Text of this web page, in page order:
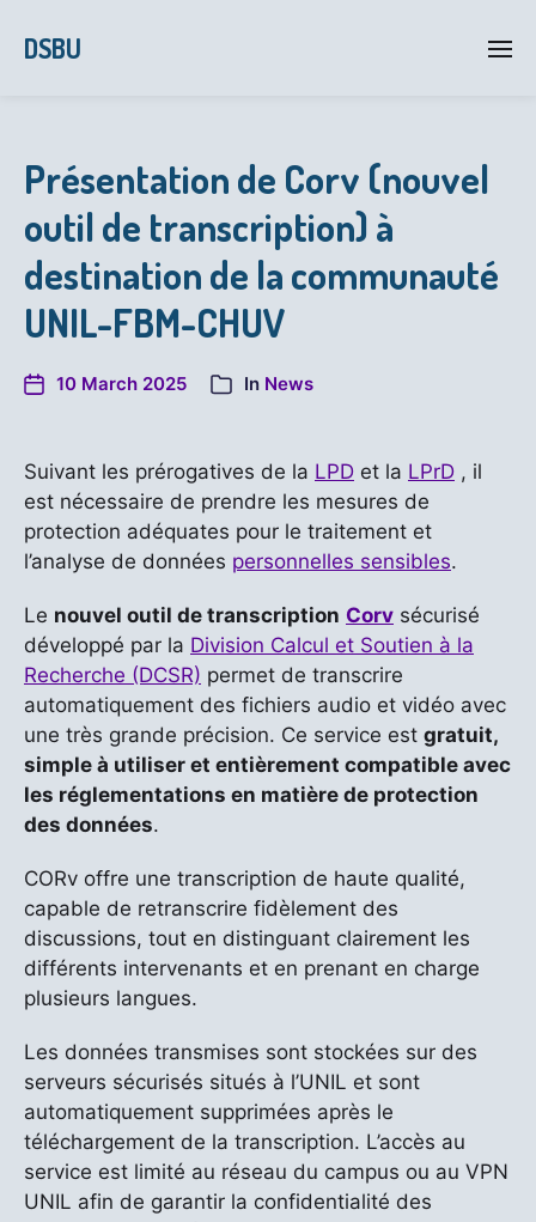
DSBU
Présentation de Corv (nouvel
outil de transcription) à
destination de la communauté
UNIL-FBM-CHUV
10 March 2025 In News
Suivant les prérogatives de la LPD et la LPrD , il
est nécessaire de prendre les mesures de
protection adéquates pour le traitement et
l’analyse de données personnelles sensibles.
Le nouvel outil de transcription Corv sécurisé
développé par la Division Calcul et Soutien à la
Recherche (DCSR) permet de transcrire
automatiquement des fichiers audio et vidéo avec
une très grande précision. Ce service est gratuit,
simple à utiliser et entièrement compatible avec
les réglementations en matière de protection
des données.
CORv offre une transcription de haute qualité,
capable de retranscrire fidèlement des
discussions, tout en distinguant clairement les
différents intervenants et en prenant en charge
plusieurs langues.
Les données transmises sont stockées sur des
serveurs sécurisés situés à l’UNIL et sont
automatiquement supprimées après le
téléchargement de la transcription. L’accès au
service est limité au réseau du campus ou au VPN
UNIL afin de garantir la confidentialité des